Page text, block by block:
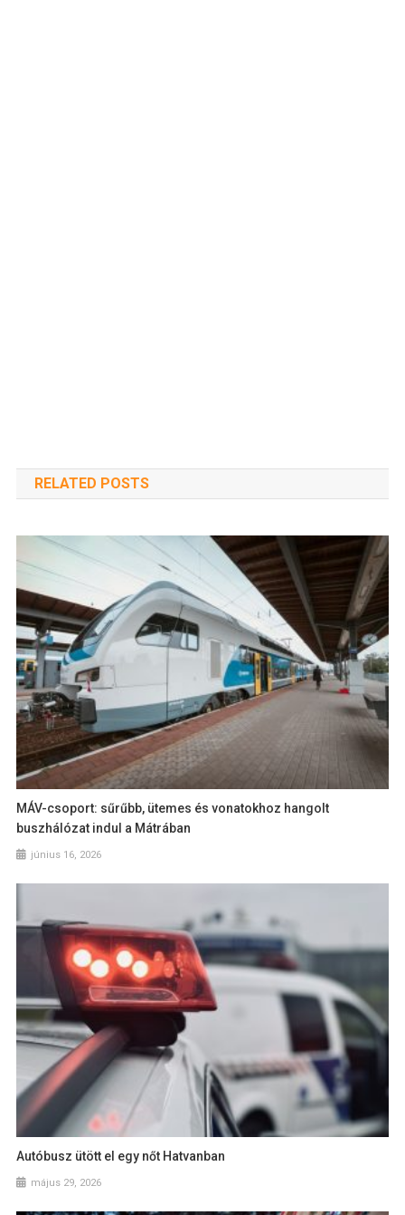
RELATED POSTS
MÁV-csoport: sűrűbb, ütemes és vonatokhoz hangolt
buszhálózat indul a Mátrában
június 16, 2026
Autóbusz ütött el egy nőt Hatvanban
május 29, 2026